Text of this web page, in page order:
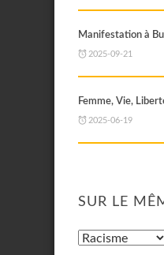
Manifestation à
2025-09-21
Femme, Vie,
2025-06-19
SUR LE